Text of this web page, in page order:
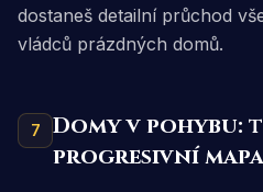
dostaneš detailní průchod
vládců prázdných domů.
7
Domy v
progresivní mapa